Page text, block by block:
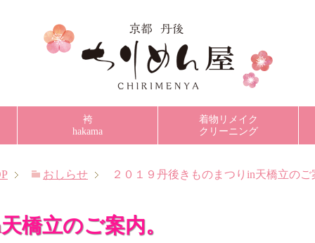
袴
hakama
着物リメイク
クリーニング
おしらせ ２０１９丹後きものまつりin天橋立のご
橋立のご案内。